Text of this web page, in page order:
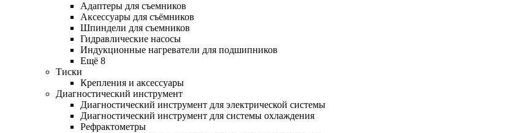
Адаптеры для съемников
Аксессуары для съёмников
Шпиндели для съемников
Гидравлические насосы
Индукционные нагреватели для подшипников
Ещё 8
Тиски
Крепления и аксессуары
Диагностический инструмент
Диагностический инструмент для электрической системы
Диагностический инструмент для системы охлаждения
Рефрактометры